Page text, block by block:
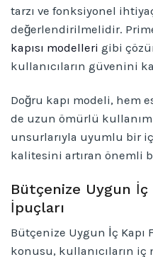
tarzı ve fonksiyonel
değerlendirilmelidir.
kapısı modelleri gibi
kullanıcıların güvenini
Doğru kapı modeli, hem
de uzun ömürlü
unsurlarıyla uyumlu bir
kalitesini artıran önemli
Bütçenize Uygun İç
İpuçları
Bütçenize Uygun İç Kapı
konusu, kullanıcıların